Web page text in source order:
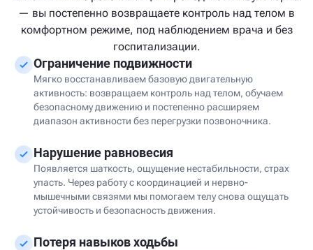
— вы постепенно возвращаете контроль над телом в
комфортном режиме, под наблюдением врача и без
госпитализации.
Ограничение подвижности
Мягко восстанавливаем базовую двигательную
активность: возвращаем контроль над телом, обучаем
безопасному движению и постепенно расширяем
диапазон активности без перегрузки позвоночника.
Нарушение равновесия
Появляется шаткость, ощущение нестабильности, страх
упасть. Через работу с координацией и нервно-
мышечными связями мы помогаем телу снова ощущать
устойчивость и безопасность движения.
Потеря навыков ходьбы